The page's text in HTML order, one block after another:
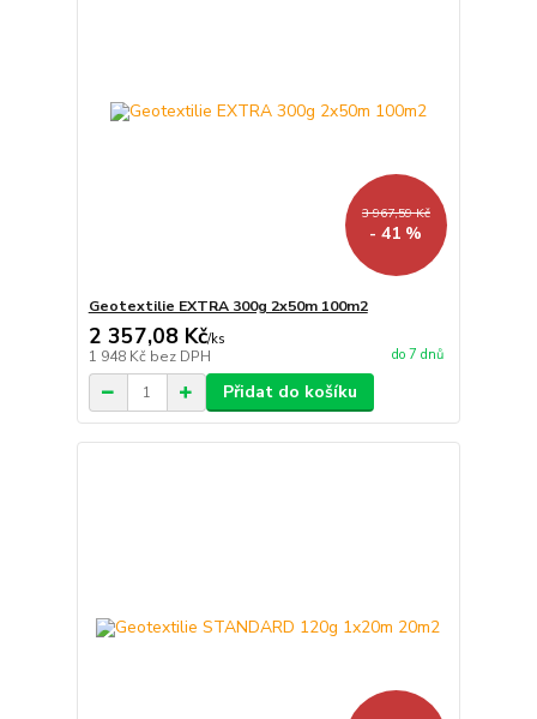
3 967,59 Kč
- 41 %
Geotextilie EXTRA 300g 2x50m 100m2
2 357,08 Kč/ks
1 948 Kč bez DPH do 7 dnů
Přidat do košíku